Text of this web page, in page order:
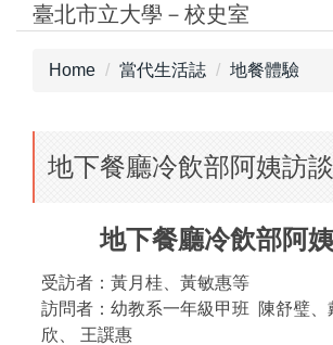
Jump
臺北市立大學－校史室
Home 當代生活誌 地餐體驗
地下餐廳冷飲部阿姨訪談
地下餐廳冷飲部阿
受訪者：黃月桂、黃敏惠等
訪問者：幼教系一年級甲班 陳舒璧、
欣、 王譔惠